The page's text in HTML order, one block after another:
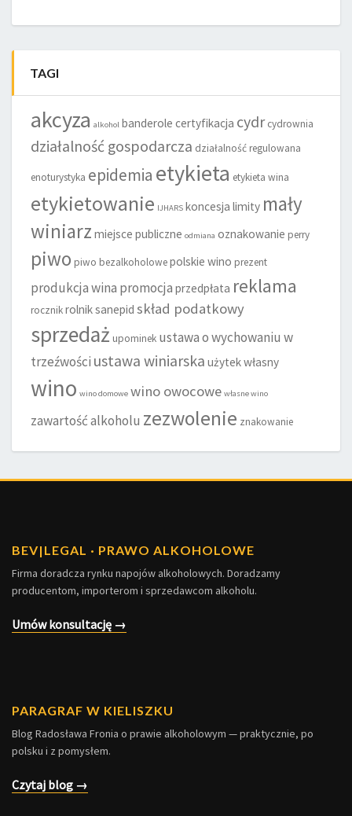
TAGI
akcyza alkohol banderole certyfikacja cydr cydrownia
działalność gospodarcza działalność regulowana
enoturystyka epidemia etykieta etykieta wina
etykietowanie IJHARS koncesja limity mały
winiarz miejsce publiczne odmiana oznakowanie perry
piwo piwo bezalkoholowepolskie wino prezent
produkcja wina promocja przedpłata reklama
rocznikrolniksanepid skład podatkowy
sprzedaż upominek ustawa o wychowaniu w
trzeźwości ustawa winiarska użytek własny
wino wino domowe wino owocowe własne wino
zawartość alkoholu zezwolenie znakowanie
BEV| LEGAL · PRAWO ALKOHOLOWE
Firma doradcza rynku napojów alkoholowych. Doradzamy
producentom, importerom i sprzedawcom alkoholu.
Umów konsultację →
PARAGRAF W KIELISZKU
Blog Radosława Fronia o prawie alkoholowym — praktycznie, po
polsku i z pomysłem.
Czytaj blog →